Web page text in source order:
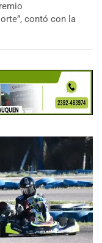
contó con la